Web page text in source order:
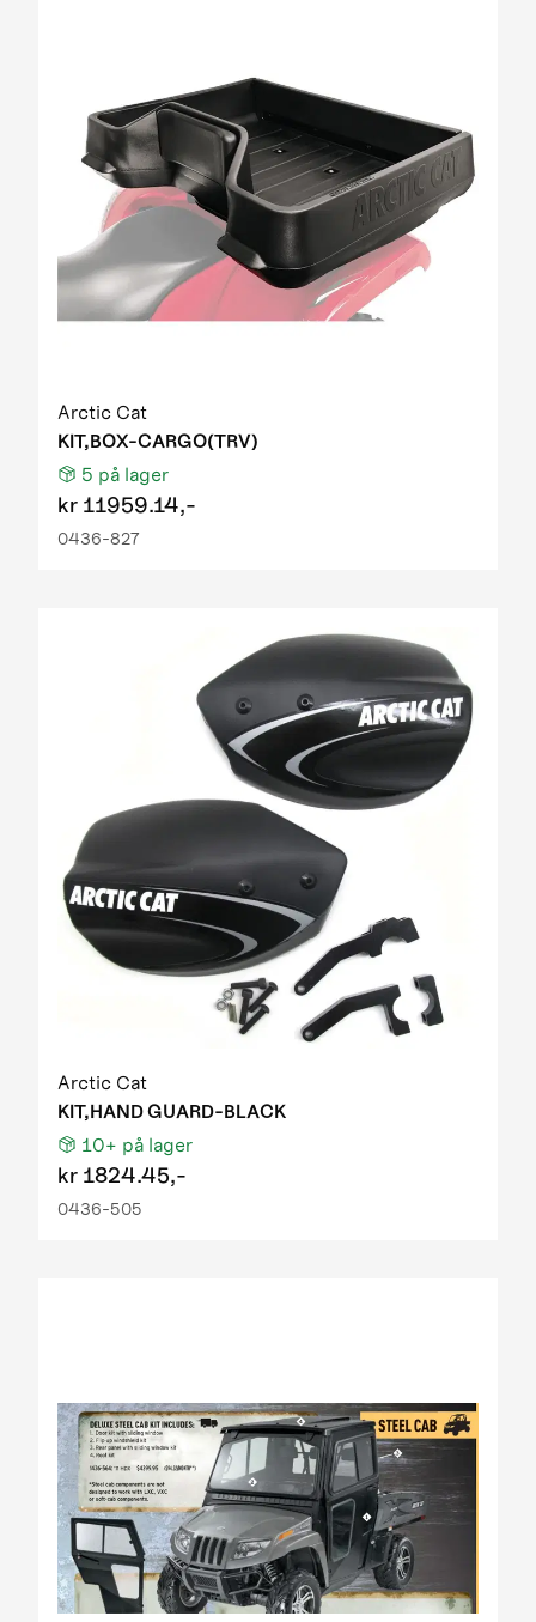
Arctic Cat
KIT,BOX-CARGO(TRV)
5 på lager
kr 11959.14,-
0436-827
Arctic Cat
KIT,HAND GUARD-BLACK
10+ på lager
kr 1824.45,-
0436-505